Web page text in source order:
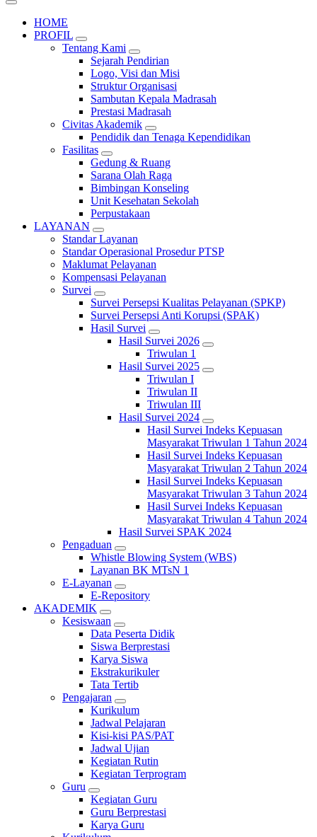
HOME
PROFIL
Tentang Kami
Sejarah Pendirian
Logo, Visi dan Misi
Struktur Organisasi
Sambutan Kepala Madrasah
Prestasi Madrasah
Civitas Akademik
Pendidik dan Tenaga Kependidikan
Fasilitas
Gedung & Ruang
Sarana Olah Raga
Bimbingan Konseling
Unit Kesehatan Sekolah
Perpustakaan
LAYANAN
Standar Layanan
Standar Operasional Prosedur PTSP
Maklumat Pelayanan
Kompensasi Pelayanan
Survei
Survei Persepsi Kualitas Pelayanan (SPKP)
Survei Persepsi Anti Korupsi (SPAK)
Hasil Survei
Hasil Survei 2026
Triwulan 1
Hasil Survei 2025
Triwulan I
Triwulan II
Triwulan III
Hasil Survei 2024
Hasil Survei Indeks Kepuasan
Masyarakat Triwulan 1 Tahun 2024
Hasil Survei Indeks Kepuasan
Masyarakat Triwulan 2 Tahun 2024
Hasil Survei Indeks Kepuasan
Masyarakat Triwulan 3 Tahun 2024
Hasil Survei Indeks Kepuasan
Masyarakat Triwulan 4 Tahun 2024
Hasil Survei SPAK 2024
Pengaduan
Whistle Blowing System (WBS)
Layanan BK MTsN 1
E-Layanan
E-Repository
AKADEMIK
Kesiswaan
Data Peserta Didik
Siswa Berprestasi
Karya Siswa
Ekstrakurikuler
Tata Tertib
Pengajaran
Kurikulum
Jadwal Pelajaran
Kisi-kisi PAS/PAT
Jadwal Ujian
Kegiatan Rutin
Kegiatan Terprogram
Guru
Kegiatan Guru
Guru Berprestasi
Karya Guru